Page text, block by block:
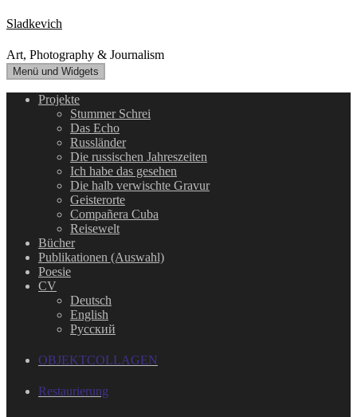
Zum
Inhalt
springen
Sladkevich
Art, Photography & Journalism
Menü und Widgets
Projekte
Stummer Schrei
Das Echo
Russländer
Die russischen Jahreszeiten
Ich habe das gesehen
Die halb verwischte Gravur
Geisterorte
Compañera Cuba
Reisewelt
Bücher
Publikationen (Auswahl)
Poesie
CV
Deutsch
English
Русский
OBJEKTCOLLAGEN
Restaurierung